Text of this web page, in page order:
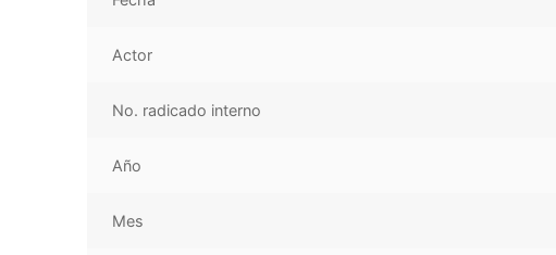
Actor
No. radicado interno
Año
Mes